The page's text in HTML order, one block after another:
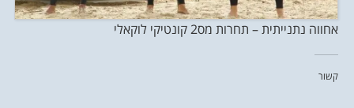
אחווה נתנייתית – תחרות מס2 קונטיקי לוקאלי
קשור